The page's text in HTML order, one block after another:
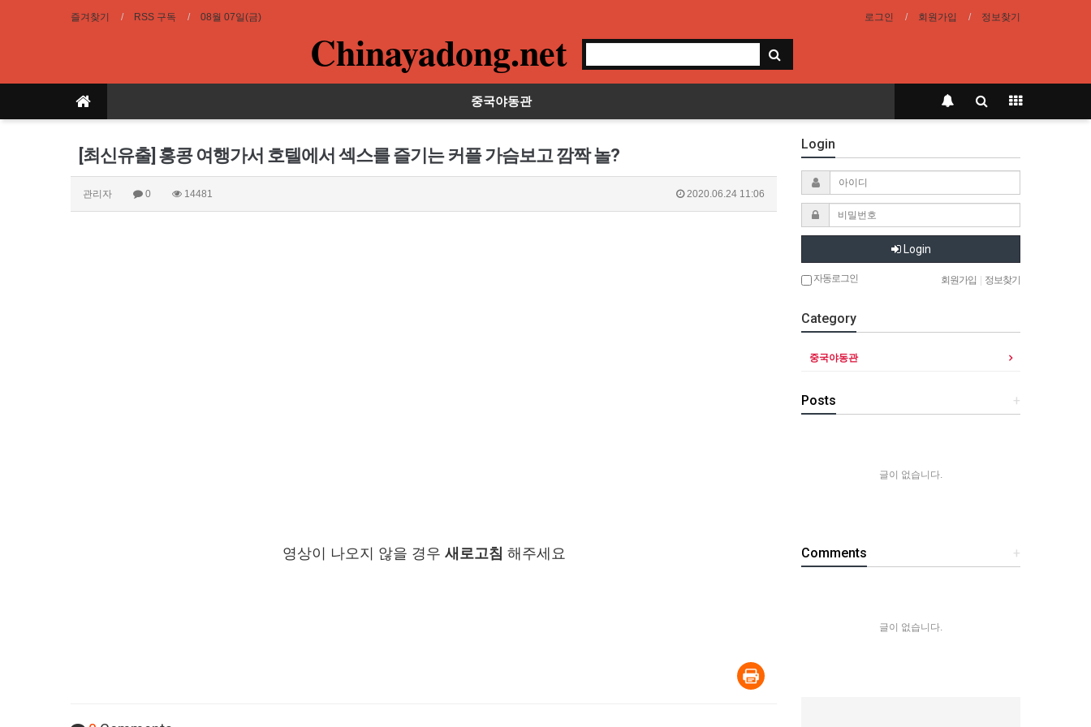
즐겨찾기 RSS 구독 08월 07일(금) 로그인 회원가입 정보찾기
Chinayadong.net
중국야동관
[최신유출] 홍콩 여행가서 호텔에서 섹스를 즐기는 커플 가슴보고 깜짝 놀?
관리자 0 14481 2020.06.24 11:06
영상이 나오지 않을 경우 새로고침 해주세요
Login
Login
자동로그인 회원가입 정보찾기
Category
중국야동관
+
Posts
글이 없습니다.
+
Comments
글이 없습니다.